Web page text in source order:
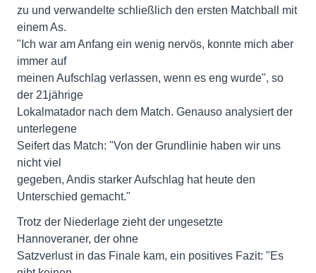
zu und verwandelte schließlich den ersten Matchball mit
einem As.
"Ich war am Anfang ein wenig nervös, konnte mich aber
immer auf
meinen Aufschlag verlassen, wenn es eng wurde", so
der 21jährige
Lokalmatador nach dem Match. Genauso analysiert der
unterlegene
Seifert das Match: "Von der Grundlinie haben wir uns
nicht viel
gegeben, Andis starker Aufschlag hat heute den
Unterschied gemacht."
Trotz der Niederlage zieht der ungesetzte
Hannoveraner, der ohne
Satzverlust in das Finale kam, ein positives Fazit: "Es